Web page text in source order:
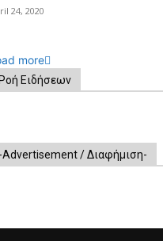
24, 2020
more
Ροή Ειδήσεων
-Advertisement / Διαφήμιση-